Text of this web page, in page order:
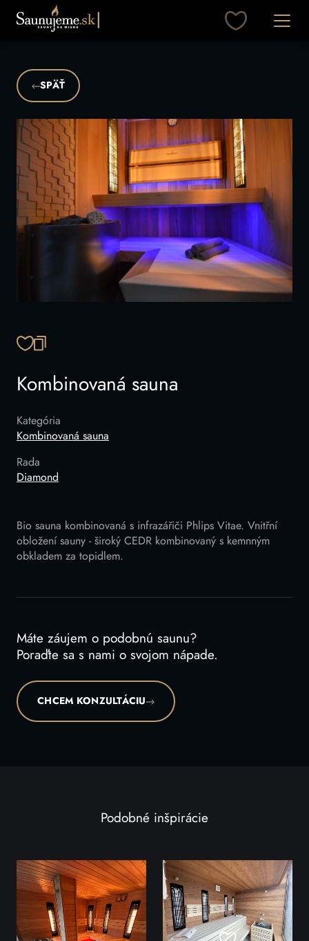
SPÄŤ
SKOPÍROVAŤ ODKAZ
Kombinovaná sauna
Kategória
Kombinovaná sauna
Rada
Diamond
Bio sauna kombinovaná s infrazářiči Phlips Vitae. Vnitřní
obložení sauny - široký CEDR kombinovaný s kemnným
obkladem za topidlem.
Máte záujem o podobnú saunu?
Poraďte sa s nami o svojom nápade.
CHCEM KONZULTÁCIU
Podobné inšpirácie